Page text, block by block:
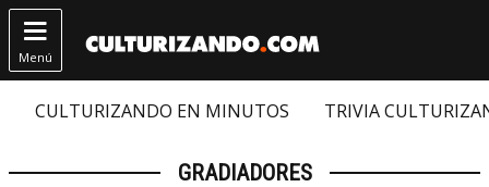

Menú
CULTURIZANDO EN MINUTOS TRIVIA
GRADIADORES